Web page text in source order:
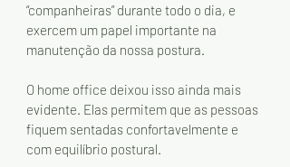
“companheiras” durante todo o dia, e
exercem um papel importante na
manutenção da nossa postura.
O home office deixou isso ainda mais
evidente. Elas permitem que as pessoas
fiquem sentadas confortavelmente e
com equilíbrio postural.